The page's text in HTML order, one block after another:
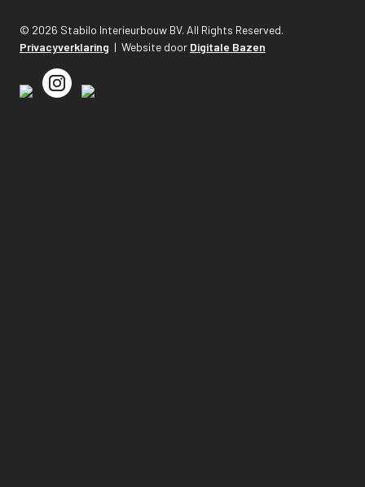
© 2026 Stabilo Interieurbouw BV. All Rights Reserved.
Privacyverklaring | Website door Digitale Bazen